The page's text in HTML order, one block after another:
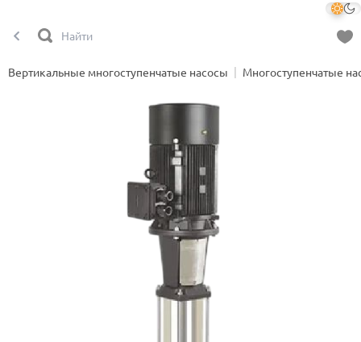
Вертикальные многоступенчатые насосы Многоступенчатые